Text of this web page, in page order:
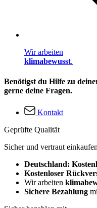
Wir arbeiten
klimabewusst.
Benötigst du Hilfe zu
gerne deine Fragen.
Kontakt
Geprüfte Qualität
Sicher und vertraut einkaufen
Deutschland:
Kostenloser
Wir arbeiten
Sichere Bezahlung